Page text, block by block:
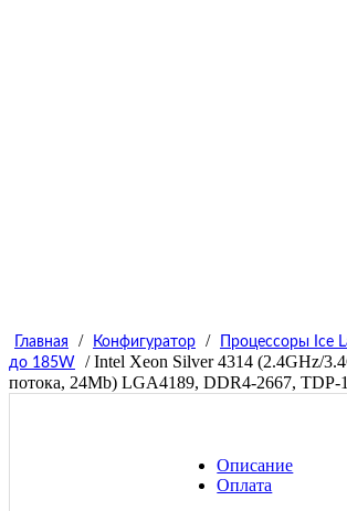
Главная / Конфигуратор /
Процессоры Ice
до 185W
/ Intel Xeon Silver 4314 (2.4GHz/
потока, 24Mb) LGA4189, DDR4-2667, TDP-
Описание
Оплата